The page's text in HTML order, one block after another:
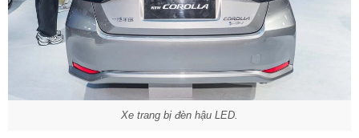
Xe trang bị đèn hậu LED.